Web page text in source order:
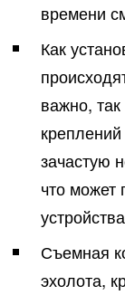
времени
Как
важно,
зачастую
что может
Съемная
эхолота,